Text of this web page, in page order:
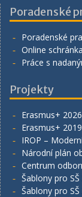
Poradenské
Poradenské
Online
Práce s
Projekty
Erasmus+
Erasmus+
IROP –
Národní plán
Centrum
Šablony pro
Šablony pro